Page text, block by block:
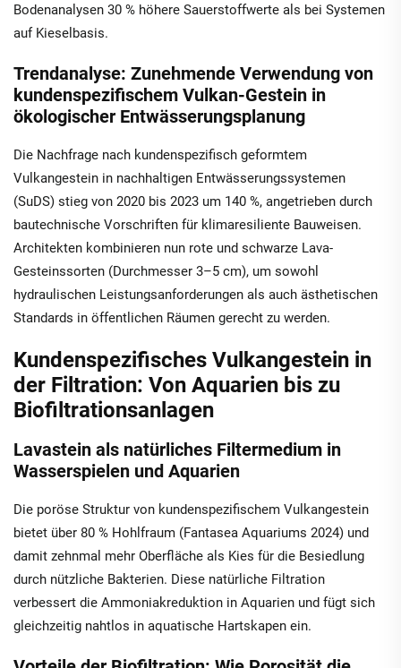
Bodenanalysen 30 % höhere Sauerstoffwerte als bei Systemen
auf Kieselbasis.
Trendanalyse: Zunehmende Verwendung von
kundenspezifischem Vulkan-Gestein in
ökologischer Entwässerungsplanung
Die Nachfrage nach kundenspezifisch geformtem
Vulkangestein in nachhaltigen Entwässerungssystemen
(SuDS) stieg von 2020 bis 2023 um 140 %, angetrieben durch
bautechnische Vorschriften für klimaresiliente Bauweisen.
Architekten kombinieren nun rote und schwarze Lava-
Gesteinssorten (Durchmesser 3–5 cm), um sowohl
hydraulischen Leistungsanforderungen als auch ästhetischen
Standards in öffentlichen Räumen gerecht zu werden.
Kundenspezifisches Vulkangestein in
der Filtration: Von Aquarien bis zu
Biofiltrationsanlagen
Lavastein als natürliches Filtermedium in
Wasserspielen und Aquarien
Die poröse Struktur von kundenspezifischem Vulkangestein
bietet über 80 % Hohlfraum (Fantasea Aquariums 2024) und
damit zehnmal mehr Oberfläche als Kies für die Besiedlung
durch nützliche Bakterien. Diese natürliche Filtration
verbessert die Ammoniakreduktion in Aquarien und fügt sich
gleichzeitig nahtlos in aquatische Hartskapen ein.